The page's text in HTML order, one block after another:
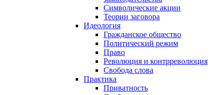
Символические акции
Теории заговора
Идеология
Гражданское общество
Политический режим
Право
Революция и контрреволюция
Свобода слова
Практика
Приватность